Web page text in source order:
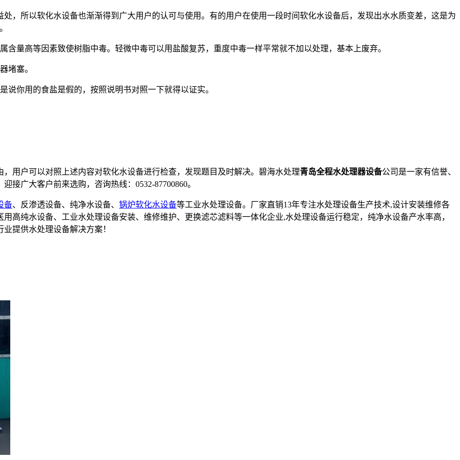
，所以软化水设备也渐渐得到广大用户的认可与使用。有的用户在使用一段时间软化水设备后，发现出水水质变差，这是为
量高等因素致使树脂中毒。轻微中毒可以用盐酸复苏，重度中毒一样平常就不加以处理，基本上废弃。
堵塞。
说你用的食盐是假的，按照说明书对照一下就得以证实。
用户可以对照上述内容对软化水设备进行检查，发现题目及时解决。碧海水处理青岛全程水处理器设备公司是一家有信誉、
接广大客户前来选购，咨询热线：0532-87700860。
备、反渗透设备、纯净水设备、 锅炉软化水设备等工业水处理设备。厂家直销13年专注水处理设备生产技术,设计安装维修各
高纯水设备、工业水处理设备安装、维修维护、更换滤芯滤料等一体化企业,水处理设备运行稳定，纯净水设备产水率高，
提供水处理设备解决方案！